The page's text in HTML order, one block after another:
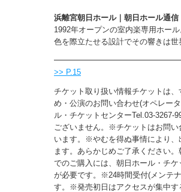
浜離宮朝日ホール｜朝日ホール通信
1992年オープンの室内楽専用ホー
色を際立たせる設計でその響きは
>> P.15
チケット取り扱い情報チケットは
め・公演のお問い合わせ(オペレー
ル・チケットセンターTel.03-3267-
ございません。※チケットはお問
います。※やむを得ぬ事情により
ます。あらかじめご了承ください
でのご購入には、朝日ホール・チ
が必要です。※24時間受付(メンテ
す。※発売初日はアクセスが集中